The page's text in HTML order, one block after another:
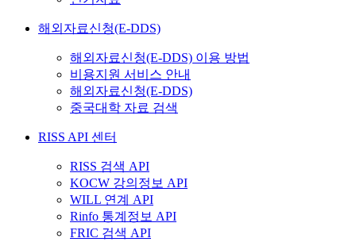
해외자료신청(E-DDS)
해외자료신청(E-DDS) 이용 방법
비용지원 서비스 안내
해외자료신청(E-DDS)
중국대학 자료 검색
RISS API 센터
RISS 검색 API
KOCW 강의정보 API
WILL 연계 API
Rinfo 통계정보 API
FRIC 검색 API